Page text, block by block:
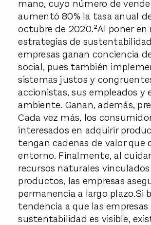
mano, cuyo número de
aumentó 80% la tasa anual
octubre de 2020.²Al poner en
estrategias de
empresas ganan conciencia
social, pues también
sistemas justos y
accionistas, sus empleados y
ambiente. Ganan, además,
Cada vez más, los
interesados en adquirir
tengan cadenas de valor que
entorno. Finalmente, al
recursos naturales
productos, las empresas
permanencia a largo plazo.Si
tendencia a que las
sustentabilidad es visible,